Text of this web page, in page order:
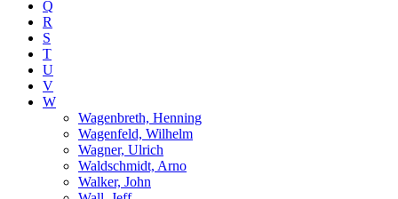
Q
R
S
T
U
V
W
Wagenbreth, Henning
Wagenfeld, Wilhelm
Wagner, Ulrich
Waldschmidt, Arno
Walker, John